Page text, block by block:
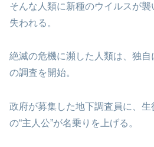
そんな人類に新種のウイルスが
失われる。
絶滅の危機に瀕した人類は、独
の調査を開始。
政府が募集した地下調査員に、
の“主人公”が名乗りを上げる。